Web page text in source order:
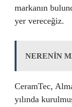
markanın
yer vereceğiz.
NERENİN
CeramTec,
yılında